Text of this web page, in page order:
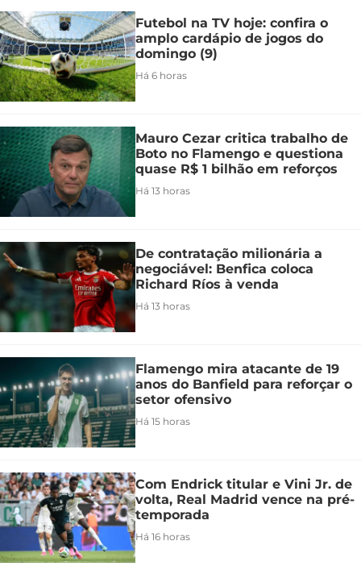
Futebol na TV hoje: confira o
amplo cardápio de jogos do
domingo (9)
Há 6 horas
Mauro Cezar critica trabalho de
Boto no Flamengo e questiona
quase R$ 1 bilhão em reforços
Há 13 horas
De contratação milionária a
negociável: Benfica coloca
Richard Ríos à venda
Há 13 horas
Flamengo mira atacante de 19
anos do Banfield para reforçar o
setor ofensivo
Há 15 horas
Com Endrick titular e Vini Jr. de
volta, Real Madrid vence na pré-
temporada
Há 16 horas